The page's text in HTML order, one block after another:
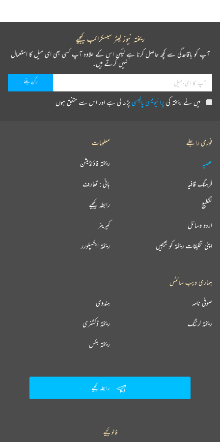
ریختہ نیوز لیٹر سبسکرائب کیجیے
آپ کو باقاعدگی سے کچھ حاصل کرنا ہے لیکن اس کے علاوہ آپ کسی بھی ای میل کا استعمال
نہیں کرتے ہیں۔
میں نے ریختہ کیپرائیویسی پالیسیپڑھ لی ہے اور اس سے متفق ہوں
فوری رابطے
عطیہ
فرہنگ قافیہ
تقطیع
اردو وسائل
اپنی تخلیقات ریختہ کو بھیجیں
معلومات
ریختہ فاؤنڈیشن
بانی : تعارف
رابطہ کیجیے
کیریئر
ریختہ ایکسپلورر
ہماری ویب سائٹس
ہندوی صوفی نامہ
ریختہ ڈکشنری ریختہ لرننگ
ریختہ بکس
رابطہ کیجیے
فالو کیجیے